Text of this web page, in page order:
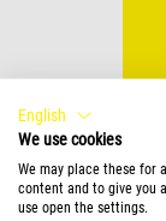
English
We use cookies
We may place these for
content and to give you
use open the settings.